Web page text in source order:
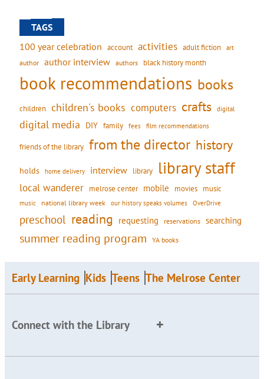
TAGS
100 year celebration account activities adult fiction art
author author interview authors black history month
book recommendations books
children children's books computers crafts digital
digital media DIY family fees film recommendations
friends of the library from the director history
holds home delivery interview library library staff
local wanderer melrose center mobile movies music
music national library week our history speaks volumes OverDrive
preschool reading requesting reservations searching
summer reading program YA books
Early Learning Kids Teens The Melrose Center
Connect with the Library